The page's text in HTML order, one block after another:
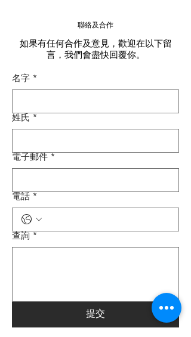
聯絡及合作
如果有任何合作及意見，歡迎在以下留
言，我們會盡快回覆你。
名字 *
姓氏 *
電子郵件 *
電話 *
查詢 *
提交